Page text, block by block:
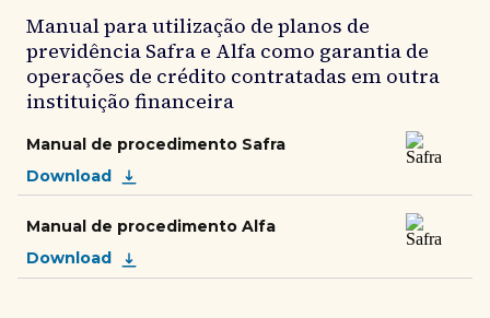
Manual para utilização de planos de
previdência Safra e Alfa como garantia de
operações de crédito contratadas em outra
instituição financeira
Manual de procedimento Safra
Download
Manual de procedimento Alfa
Download